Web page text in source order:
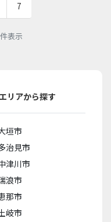
7
件表示
リアから探す
垣市
治見市
津川市
浪市
那市
岐市